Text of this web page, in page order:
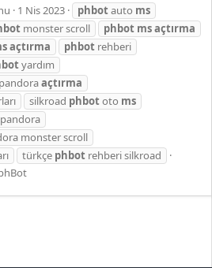
1 Nis 2023 phbotauto ms
monster scroll phbot msaçtırma
açtırma phbot rehberi
yardım
pandoraaçtırma
silkroad phbototo ms
monster scroll
türkçe phbot rehberi silkroad